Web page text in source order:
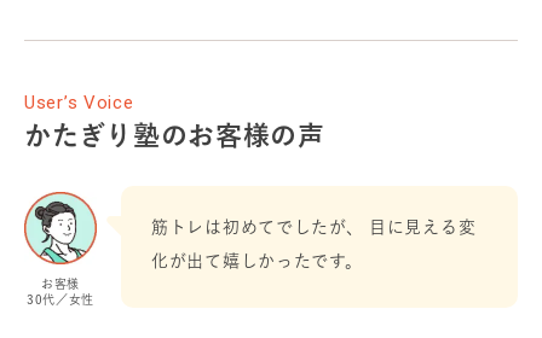
User’s Voice
かたぎり塾のお客様の声
お客様
30代／女性
筋トレは初めてでしたが、 目に見える変
化が出て嬉しかったです。